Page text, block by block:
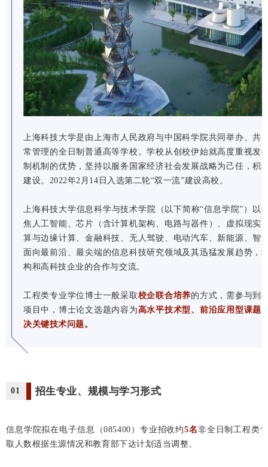
上海科技大学是由上海市人民政府与中国科学院共同举办、共
常管理的全日制普通高等学校。学校从创校伊始就高度重视发
制机制的优势，坚持以服务国家经济社会发展战略为己任，积
建设。2022年2月14日入选第二轮“双一流”建设高校。
上海科技大学信息科学与技术学院（以下简称“信息学院”）以
焦人工智能、芯片（含计算机架构、电路与器件）、虚拟现实
算与边缘计算、金融科技、无人驾驶、电动汽车、新能源、智
面向最前沿、最尖端的信息科技研究领域及其迅猛发展趋势，
构和高科技企业的合作与交流。
工程类专业学位博士一般采取 校企联合培养的方式，需参与到
项目中，博士论文选题内容为高水平技术型、前沿应用型课题
决关键技术问题。
01 招生专业、规模与学习形式
信息学院拟在电子信息（085400）专业招收约5名非全日制工程类
取人数根据生源情况和教育部下达计划适当调整。